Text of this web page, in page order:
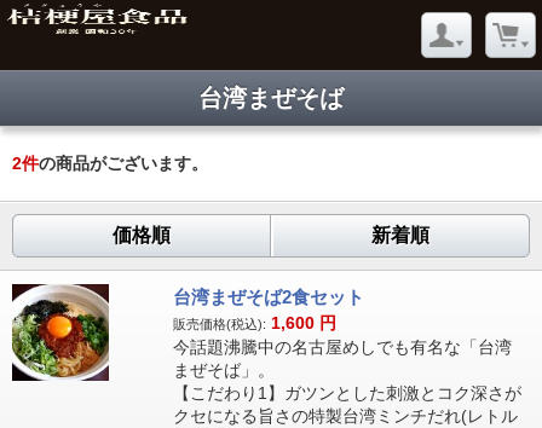
台湾まぜそば
2件の商品がございます。
価格順 新着順
台湾まぜそば2食セット
販売価格(税込): 1,600 円
今話題沸騰中の名古屋めしでも有名な「台湾
まぜそば」。
【こだわり1】ガツンとした刺激とコク深さが
クセになる旨さの特製台湾ミンチだれ(レトル